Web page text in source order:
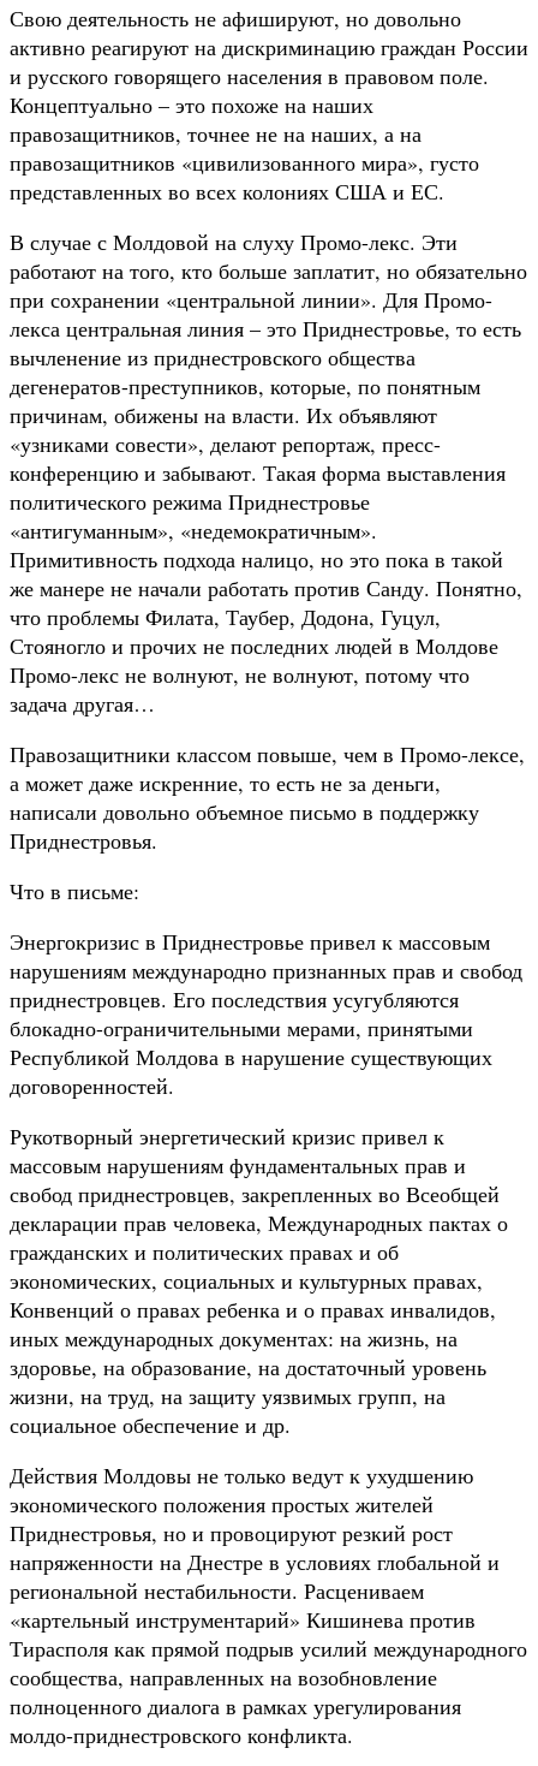
Свою деятельность не афишируют, но довольно
активно реагируют на дискриминацию граждан России
и русского говорящего населения в правовом поле.
Концептуально – это похоже на наших
правозащитников, точнее не на наших, а на
правозащитников «цивилизованного мира», густо
представленных во всех колониях США и ЕС.
В случае с Молдовой на слуху Промо-лекс. Эти
работают на того, кто больше заплатит, но обязательно
при сохранении «центральной линии». Для Промо-
лекса центральная линия – это Приднестровье, то есть
вычленение из приднестровского общества
дегенератов-преступников, которые, по понятным
причинам, обижены на власти. Их объявляют
«узниками совести», делают репортаж, пресс-
конференцию и забывают. Такая форма выставления
политического режима Приднестровье
«антигуманным», «недемократичным».
Примитивность подхода налицо, но это пока в такой
же манере не начали работать против Санду. Понятно,
что проблемы Филата, Таубер, Додона, Гуцул,
Стояногло и прочих не последних людей в Молдове
Промо-лекс не волнуют, не волнуют, потому что
задача другая…
Правозащитники классом повыше, чем в Промо-лексе,
а может даже искренние, то есть не за деньги,
написали довольно объемное письмо в поддержку
Приднестровья.
Что в письме:
Энергокризис в Приднестровье привел к массовым
нарушениям международно признанных прав и свобод
приднестровцев. Его последствия усугубляются
блокадно-ограничительными мерами, принятыми
Республикой Молдова в нарушение существующих
договоренностей.
Рукотворный энергетический кризис привел к
массовым нарушениям фундаментальных прав и
свобод приднестровцев, закрепленных во Всеобщей
декларации прав человека, Международных пактах о
гражданских и политических правах и об
экономических, социальных и культурных правах,
Конвенций о правах ребенка и о правах инвалидов,
иных международных документах: на жизнь, на
здоровье, на образование, на достаточный уровень
жизни, на труд, на защиту уязвимых групп, на
социальное обеспечение и др.
Действия Молдовы не только ведут к ухудшению
экономического положения простых жителей
Приднестровья, но и провоцируют резкий рост
напряженности на Днестре в условиях глобальной и
региональной нестабильности. Расцениваем
«картельный инструментарий» Кишинева против
Тирасполя как прямой подрыв усилий международного
сообщества, направленных на возобновление
полноценного диалога в рамках урегулирования
молдо-приднестровского конфликта.